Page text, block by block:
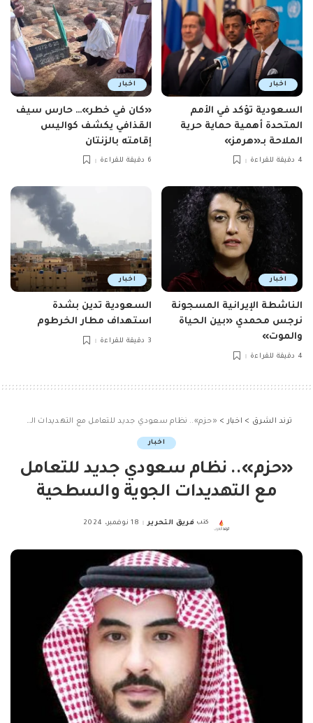
اخبار
السعودية تؤكد في الأمم
المتحدة أهمية حماية حرية
الملاحة بـ«هرمز»
4 دقيقة للقراءة
اخبار
«كان في خطر»… حارس سيف
القذافي يكشف كواليس
إقامته بالزنتان
6 دقيقة للقراءة
اخبار
الناشطة الإيرانية المسجونة
نرجس محمدي «بين الحياة
والموت»
4 دقيقة للقراءة
اخبار
السعودية تدين بشدة
استهداف مطار الخرطوم
3 دقيقة للقراءة
ترند الشرق > اخبار > «حزم».. نظام سعودي جديد للتعامل مع التهديدات الجوية والسطحية
اخبار
«حزم».. نظام سعودي جديد للتعامل
مع التهديدات الجوية والسطحية
Posted
كتب فريق التحرير 18 نوفمبر، 2024